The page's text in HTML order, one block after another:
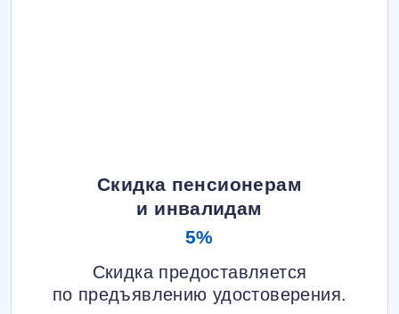
Скидка пенсионерам
и инвалидам
5%
Скидка предоставляется
по предъявлению удостоверения.